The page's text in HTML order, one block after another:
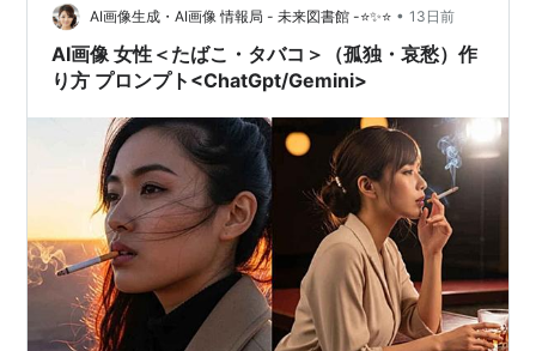
生成するためのプロンプトの作り方と…
AI画像生成・AI画像 情報局 - 未来図書館 -⭐✨⭐ • 13日前
AI画像 女性＜たばこ・タバコ＞（孤独・哀愁）作
り方 プロンプト<ChatGpt/Gemini>